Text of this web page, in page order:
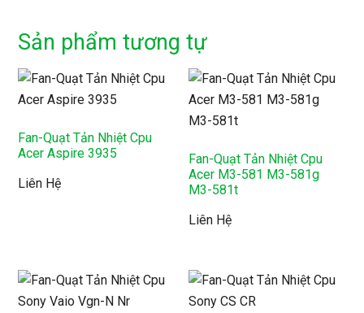
Sản phẩm tương tự
Fan-Quạt Tản Nhiệt Cpu
Acer Aspire 3935
Liên Hệ
Fan-Quạt Tản Nhiệt Cpu
Acer M3-581 M3-581g
M3-581t
Liên Hệ